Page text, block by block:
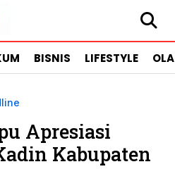
BISNIS LIFESTYLE
Apresiasi
Kabupaten